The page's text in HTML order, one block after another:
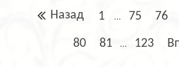
Назад 1 ... 75 76
80 81 ... 123